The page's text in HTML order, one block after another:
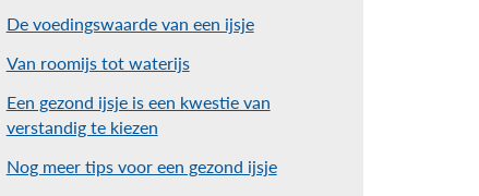
De voedingswaarde van een ijsje
Van roomijs tot waterijs
Een gezond ijsje is een kwestie van
verstandig te kiezen
Nog meer tips voor een gezond ijsje